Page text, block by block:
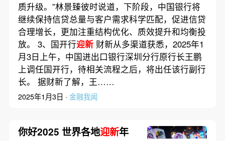
质升级。”林景臻彼时说道，下阶段，中国银行将
继续保持信贷总量与客户需求科学匹配，促进信贷
合理增长，更加注重结构优化、质效提升和均衡投
放。 3、国开行迎新财新从多渠道获悉，2025年1
月3日上午，中国进出口银行深圳分行原行长王鹏
上调任国开行，待相关流程之后，将出任该行副行
长。 据财新了解，王……
2025年1月3日 · 金融我闻
你好2025 世界各地迎新年